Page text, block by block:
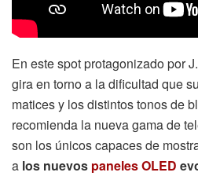
En este spot protagonizado por
gira en torno a la dificultad que
matices y los distintos tonos de
recomienda la nueva gama de
son los únicos capaces de
a los nuevos paneles OLED